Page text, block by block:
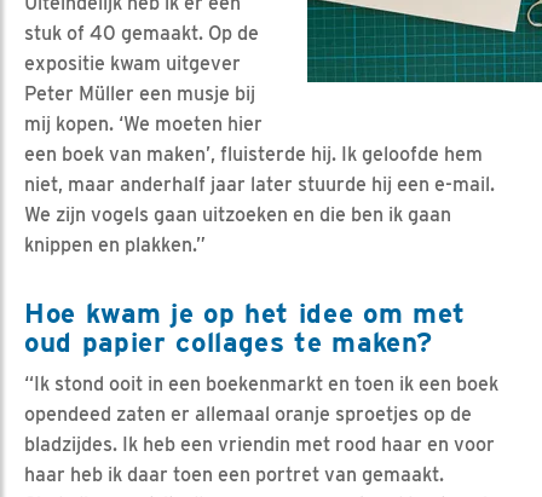
stuk of 40 gemaakt. Op de
expositie kwam uitgever
Peter Müller een musje bij
mij kopen. ‘We moeten hier
een boek van maken’, fluisterde hij. Ik geloofde hem
niet, maar anderhalf jaar later stuurde hij een e-mail.
We zijn vogels gaan uitzoeken en die ben ik gaan
knippen en plakken.”
Hoe kwam je op het idee om met
oud papier collages te maken?
“Ik stond ooit in een boekenmarkt en toen ik een boek
opendeed zaten er allemaal oranje sproetjes op de
bladzijdes. Ik heb een vriendin met rood haar en voor
haar heb ik daar toen een portret van gemaakt.